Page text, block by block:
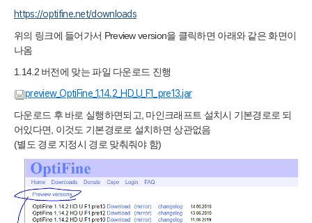
https://optifine.net/downloads
위의 링크에 들어가서 Preview version을 클릭하면 아래와 같은 화면이
나옴
1.14.2 버전에 맞는 파일 다운로드 진행
preview_OptiFine_1.14.2_HD_U_F1_pre13.jar
다운로드 후 바로 실행하면되고, 마인크래프트 설치시 기본경로로 되
어있다면, 이것도 기본경로로 설치하면 상관없음
(별도 경로 지정시 경로 맞춰줘야 함)